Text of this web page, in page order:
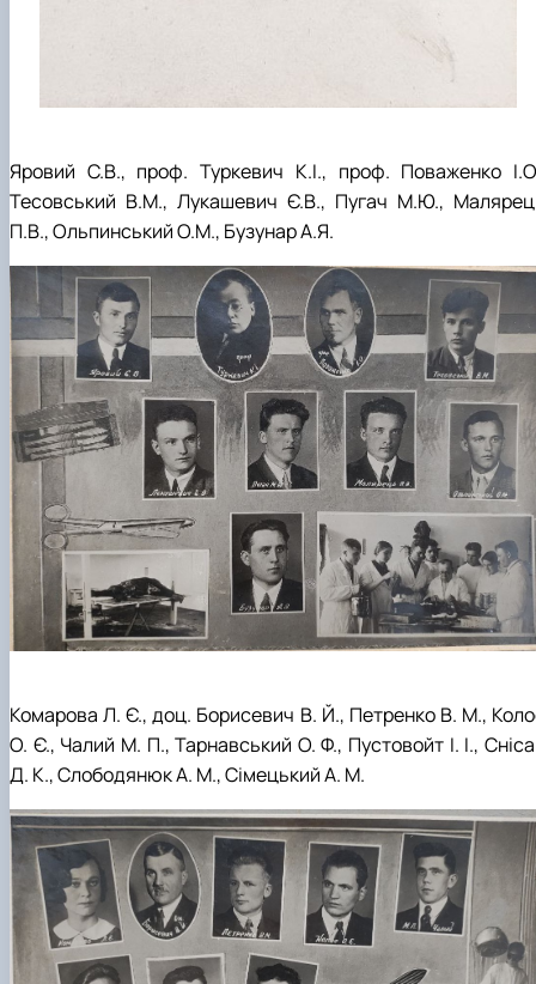
Яровий С.В., проф. Туркевич К.І., проф. Поваженко
Тесовський В.М., Лукашевич Є.В., Пугач М.Ю.,
П.В., Ольпинський О.М., Бузунар А.Я.
Комарова Л. Є., доц. Борисевич В. Й., Петренко В. М.,
О. Є., Чалий М. П., Тарнавський О. Ф., Пустовойт І. І.,
Д. К., Слободянюк А. М., Сімецький А. М.